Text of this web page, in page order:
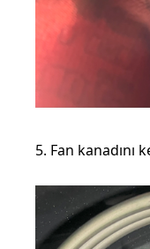
5. Fan kanadını